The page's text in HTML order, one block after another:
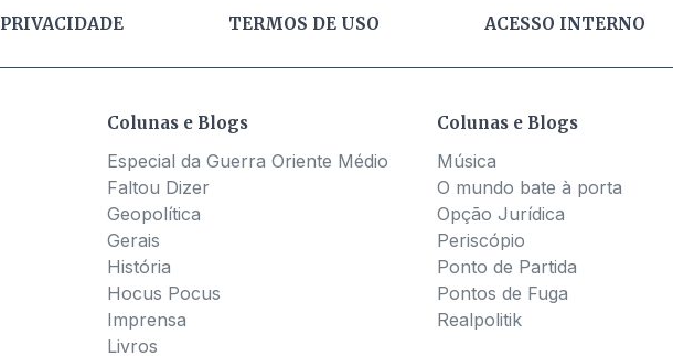
PRIVACIDADE TERMOS DE USO ACESSO INTERNO
Colunas e Blogs
Especial da Guerra Oriente Médio
Faltou Dizer
Geopolítica
Gerais
História
Hocus Pocus
Imprensa
Livros
Colunas e Blogs
Música
O mundo bate à porta
Opção Jurídica
Periscópio
Ponto de Partida
Pontos de Fuga
Realpolitik